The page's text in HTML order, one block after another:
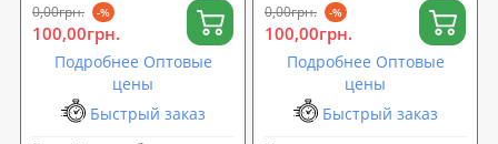
0,00грн. -%
100,00грн.
Подробнее Оптовые
цены
Быстрый заказ
0,00грн. -%
100,00грн.
Подробнее Оптовые
цены
Быстрый заказ